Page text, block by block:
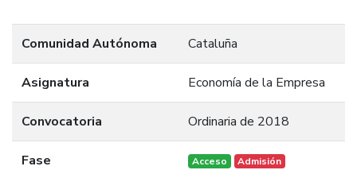
Comunidad Autónoma Cataluña
Asignatura Economía de la Empresa
Convocatoria Ordinaria de 2018
Fase Acceso Admisión